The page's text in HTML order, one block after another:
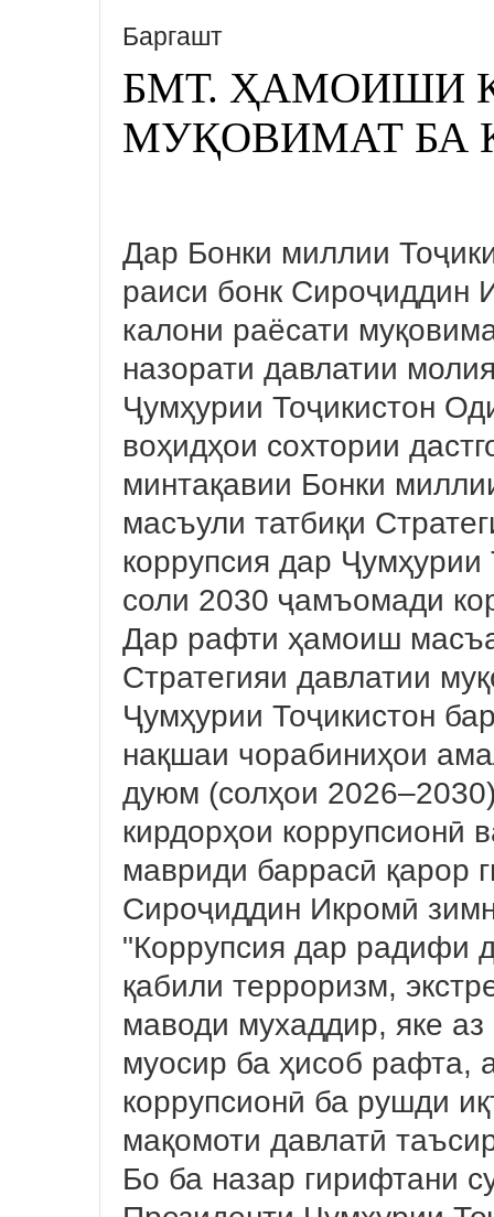
Баргашт
БМТ. ҲАМОИШИ
МУҚОВИМАТ БА
Дар Бонки миллии
раиси бонк Сироҷиддин
калони раёсати
назорати давлатии
Ҷумҳурии Тоҷикистон
воҳидҳои сохтории
минтақавии Бонки
масъули татбиқи
коррупсия дар
соли 2030 ҷамъомади
Дар рафти ҳамоиш
Стратегияи давлатии
Ҷумҳурии Тоҷикистон
нақшаи чорабиниҳои
дуюм (солҳои
кирдорҳои коррупсионӣ
мавриди баррасӣ қарор
Сироҷиддин Икромӣ
"Коррупсия дар радифи
қабили терроризм,
маводи мухаддир, яке
муосир ба ҳисоб рафта,
коррупсионӣ ба рушди
мақомоти давлатӣ
Бо ба назар гирифтани